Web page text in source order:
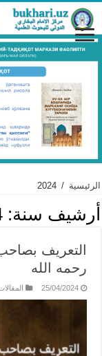
الرئيسية /
2024
أرشيف سنة:
التعريف
رحمه الله
25/04/2024